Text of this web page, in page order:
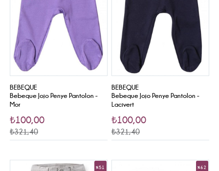
BEBEQUE
Bebeque Jojo Penye Pantolon -
Mor
₺100,00
₺321,40
BEBEQUE
Bebeque Jojo Penye Pantolon -
Lacivert
₺100,00
₺321,40
%51 %62